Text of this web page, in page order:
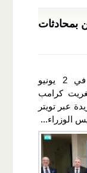
بمحادثات
بدأ وفد أوكراني زيارة إلى برلين في 2 يونيو
كرامب
عبر تويتر
الوزراء...